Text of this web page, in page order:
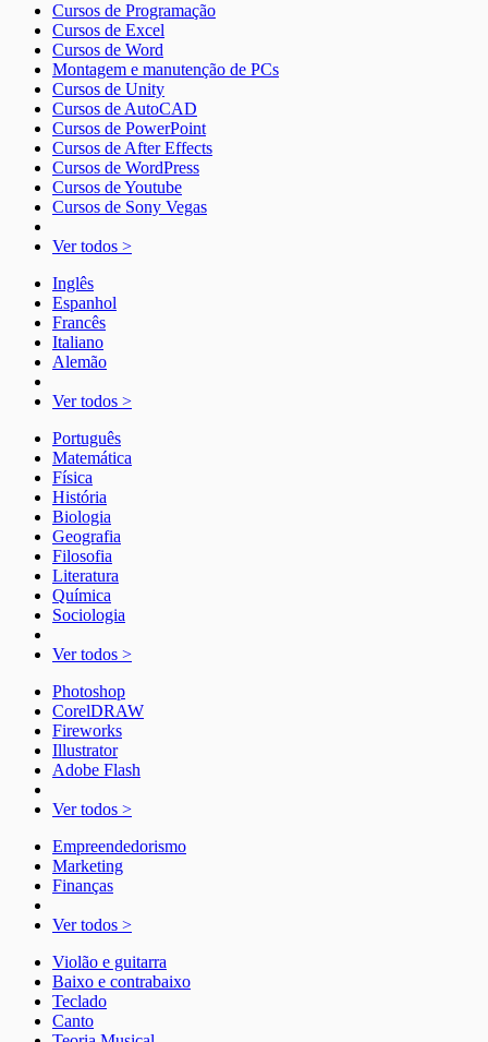
Cursos de Programação
Cursos de Excel
Cursos de Word
Montagem e manutenção de PCs
Cursos de Unity
Cursos de AutoCAD
Cursos de PowerPoint
Cursos de After Effects
Cursos de WordPress
Cursos de Youtube
Cursos de Sony Vegas
Ver todos >
Inglês
Espanhol
Francês
Italiano
Alemão
Ver todos >
Português
Matemática
Física
História
Biologia
Geografia
Filosofia
Literatura
Química
Sociologia
Ver todos >
Photoshop
CorelDRAW
Fireworks
Illustrator
Adobe Flash
Ver todos >
Empreendedorismo
Marketing
Finanças
Ver todos >
Violão e guitarra
Baixo e contrabaixo
Teclado
Canto